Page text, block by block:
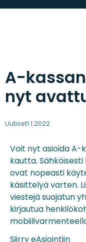
A-
nyt
Uutiset1.1.2022
Voit nyt asioida A-
kautta.
ovat nopeasti
käsittelyä varten.
viestejä suojatun
kirjautua
Siirry eAsiointiin